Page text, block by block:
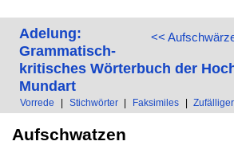
<<
Adelung:
Grammatisch-
kritisches Wörterbuch der
Mundart
Vorrede Stichwörter Faksimiles Zufälliger
Aufschwatzen